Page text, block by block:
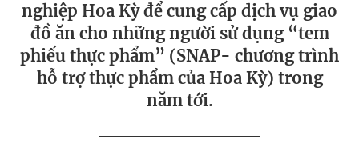
nghiệp Hoa Kỳ để cung cấp dịch vụ giao
đồ ăn cho những người sử dụng “tem
phiếu thực phẩm” (SNAP- chương trình
hỗ trợ thực phẩm của Hoa Kỳ) trong
năm tới.